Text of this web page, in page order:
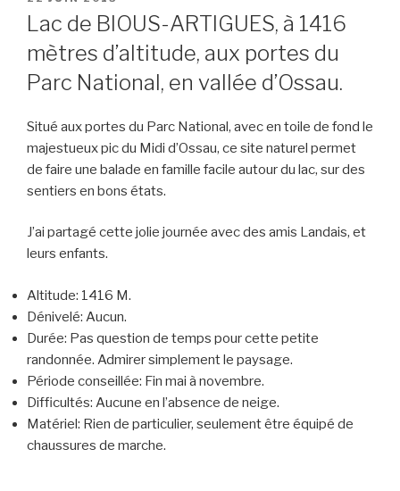
LE
Lac de BIOUS-ARTIGUES, à 1416
mètres d’altitude, aux portes du
Parc National, en vallée d’Ossau.
Situé aux portes du Parc National, avec en toile de fond le
majestueux pic du Midi d’Ossau, ce site naturel permet
de faire une balade en famille facile autour du lac, sur des
sentiers en bons états.
J’ai partagé cette jolie journée avec des amis Landais, et
leurs enfants.
Altitude: 1416 M.
Dénivelé: Aucun.
Durée: Pas question de temps pour cette petite
randonnée. Admirer simplement le paysage.
Période conseillée: Fin mai à novembre.
Difficultés: Aucune en l’absence de neige.
Matériel: Rien de particulier, seulement être équipé de
chaussures de marche.